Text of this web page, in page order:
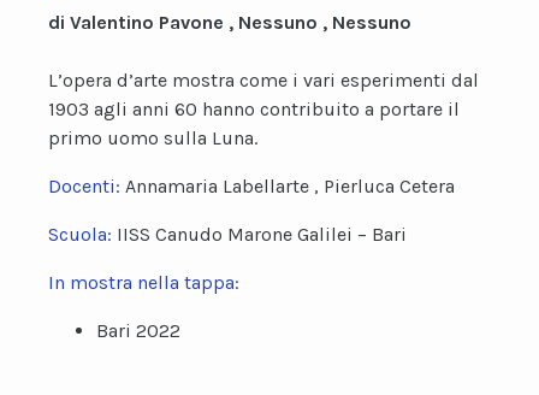
di Valentino Pavone , Nessuno , Nessuno
L’opera d’arte mostra come i vari esperimenti dal
1903 agli anni 60 hanno contribuito a portare il
primo uomo sulla Luna.
Docenti: Annamaria Labellarte , Pierluca Cetera
Scuola: IISS Canudo Marone Galilei – Bari
In mostra nella tappa:
Bari 2022